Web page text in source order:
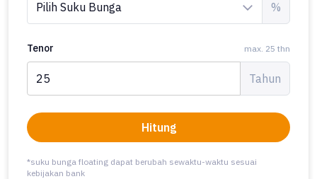
%
Tenor max. 25 thn
Tahun
Hitung
*suku bunga floating dapat berubah sewaktu-waktu sesuai
kebijakan bank